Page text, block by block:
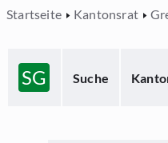
Startseite Kantonsrat
SG Suche